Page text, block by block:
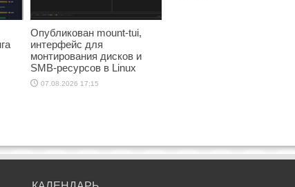
Опубликован mount-tui,
интерфейс для
монтирования дисков и
SMB-ресурсов в Linux
07.08.2026 17:15